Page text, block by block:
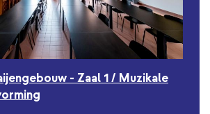
- Zaal 1 / Muzikale